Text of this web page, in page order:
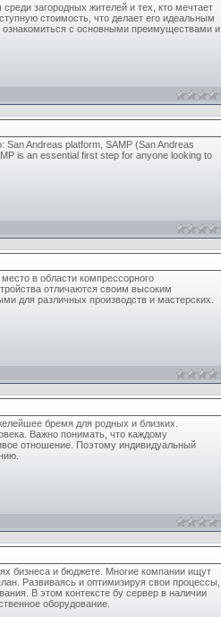
загородных жителей и тех, кто мечтает
стоимость, что делает его идеальным
с основными преимуществами и
Andreas platform, SAMP (San Andreas
is an essential first step for anyone looking to
в области компрессорного
отличаются своим высоким
для различных производств и мастерских.
бремя для родных и близких.
Важно понимать, что каждому
отношение. Поэтому индивидуальный
бизнеса и бюджете. Многие компании ищут
Развиваясь и оптимизируя свои процессы,
В этом контексте бу сервер в наличии
оборудование.